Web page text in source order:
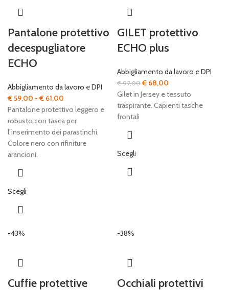
Pantalone protettivo
decespugliatore
ECHO
Abbigliamento da lavoro e DPI
€59,00 - € 61,00
di
prezzo:
da
€ 59,00
Pantalone protettivo leggero e
robusto con tasca per
l’inserimento dei parastinchi.
Colore nero con rifiniture
arancioni.
Scegli
GILET protettivo
ECHO plus
Abbigliamento da lavoro e DPI
€97,00Il
prezzo
originale
€ 68,00
prezzo
attuale
Gilet in Jersey e tessuto
traspirante. Capienti tasche
frontali
Scegli
-43%
Cuffie protettive
-38%
Occhiali protettivi